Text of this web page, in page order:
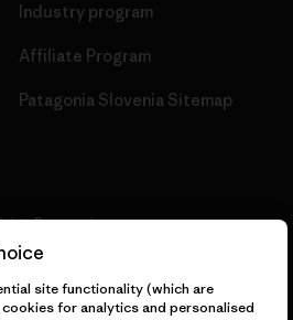
Industry program
Affiliate Program
Patagonia Slovenia Sitemap
Reserved.
site functionality (which are
for analytics and personalised